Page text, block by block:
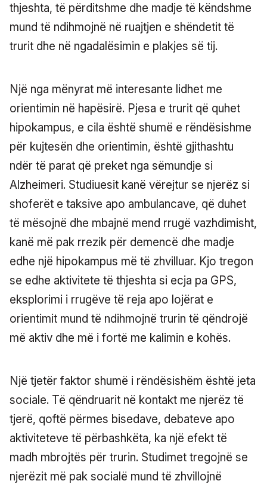
thjeshta, të përditshme dhe madje të këndshme
mund të ndihmojnë në ruajtjen e shëndetit të
trurit dhe në ngadalësimin e plakjes së tij.
Një nga mënyrat më interesante lidhet me
orientimin në hapësirë. Pjesa e trurit që quhet
hipokampus, e cila është shumë e rëndësishme
për kujtesën dhe orientimin, është gjithashtu
ndër të parat që preket nga sëmundje si
Alzheimeri. Studiuesit kanë vërejtur se njerëz si
shoferët e taksive apo ambulancave, që duhet
të mësojnë dhe mbajnë mend rrugë vazhdimisht,
kanë më pak rrezik për demencë dhe madje
edhe një hipokampus më të zhvilluar. Kjo tregon
se edhe aktivitete të thjeshta si ecja pa GPS,
eksplorimi i rrugëve të reja apo lojërat e
orientimit mund të ndihmojnë trurin të qëndrojë
më aktiv dhe më i fortë me kalimin e kohës.
Një tjetër faktor shumë i rëndësishëm është jeta
sociale. Të qëndruarit në kontakt me njerëz të
tjerë, qoftë përmes bisedave, debateve apo
aktiviteteve të përbashkëta, ka një efekt të
madh mbrojtës për trurin. Studimet tregojnë se
njerëzit më pak socialë mund të zhvillojnë